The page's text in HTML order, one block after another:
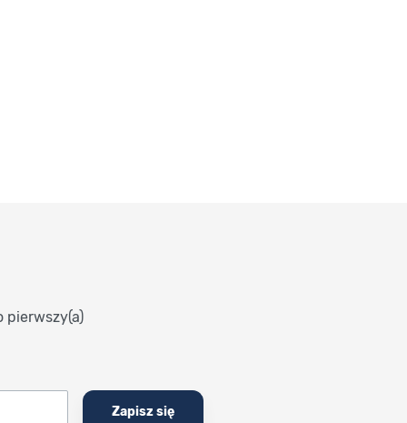
pierwszy(a)
Zapisz się